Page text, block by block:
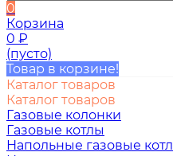
0
Корзина
0 ₽
(пусто)
Товар в корзине!
Каталог товаров
Каталог товаров
Газовые колонки
Газовые котлы
Напольные газовые